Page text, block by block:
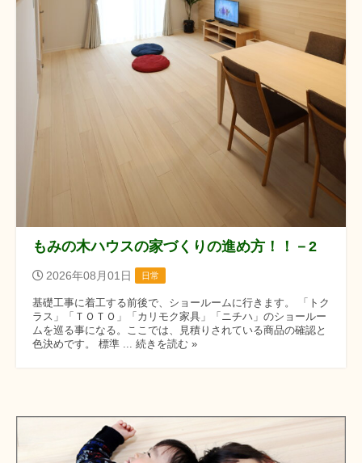
もみの木ハウスの家づくりの進め方！！－2
2026年08月01日 日常
基礎工事に着工する前後で、ショールームに行きます。 「トク
ラス」「ＴＯＴＯ」「カリモク家具」「ニチハ」のショールー
ムを巡る事になる。ここでは、見積りされている商品の確認と
色決めです。 標準 ... 続きを読む »